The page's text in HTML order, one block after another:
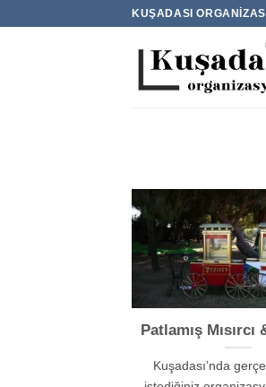
KUŞADASI
Patlamış
Kuşadası’nda